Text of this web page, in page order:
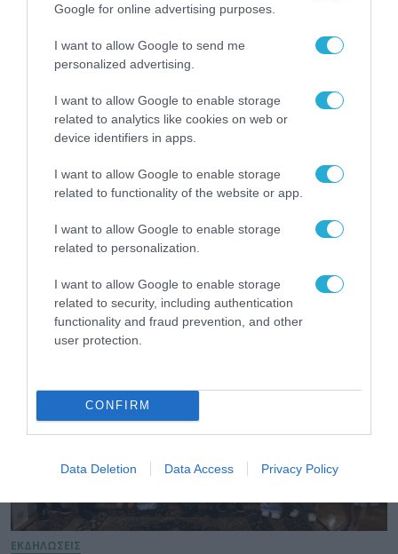
Google for online advertising purposes.
I want to allow Google to send me
personalized advertising.
I want to allow Google to enable storage
related to analytics like cookies on web or
device identifiers in apps.
I want to allow Google to enable storage
related to functionality of the website or app.
I want to allow Google to enable storage
related to personalization.
I want to allow Google to enable storage
related to security, including authentication
functionality and fraud prevention, and other
user protection.
CONFIRM
Data Deletion Data Access Privacy Policy
ΒΡΑΒΕΥΣΕΙΣ
ΕΚΔΗΛΩΣΕΙΣ